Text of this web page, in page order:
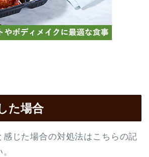
た場合
じた場合の対処法はこちらの記